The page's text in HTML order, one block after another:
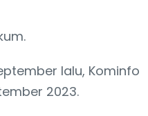
lalu, Kominfo
2023.